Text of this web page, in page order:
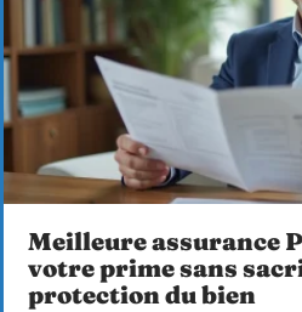
Meilleure assurance
votre prime sans
protection du bien